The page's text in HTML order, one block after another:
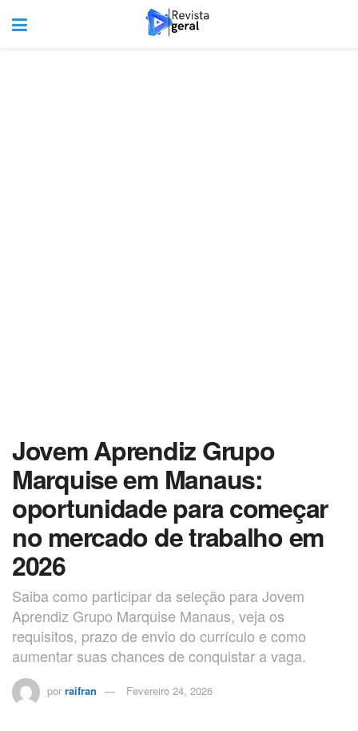
Jovem Aprendiz Grupo
Marquise em Manaus:
oportunidade para começar
no mercado de trabalho em
2026
Saiba como participar da seleção para Jovem
Aprendiz Grupo Marquise Manaus, veja os
requisitos, prazo de envio do currículo e como
aumentar suas chances de conquistar a vaga.
por raifran Fevereiro 24, 2026